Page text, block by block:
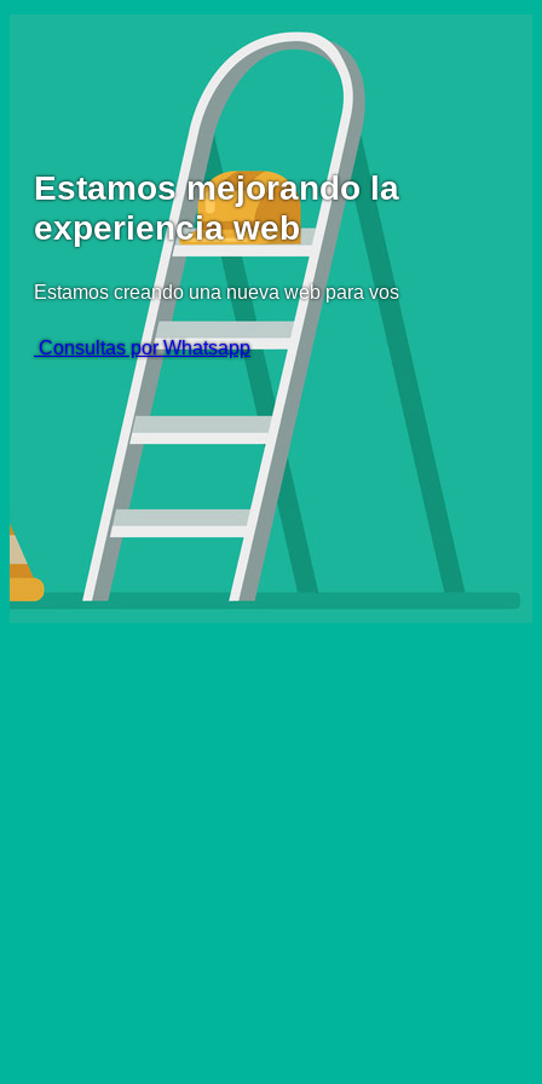
Estamos mejorando la
experiencia web
Estamos creando una nueva web para vos
Consultas por Whatsapp